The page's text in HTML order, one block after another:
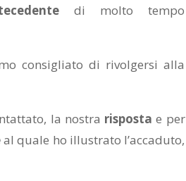
di molto tempo
consigliato di rivolgersi alla
la nostra risposta e per
al quale ho illustrato l’accaduto,